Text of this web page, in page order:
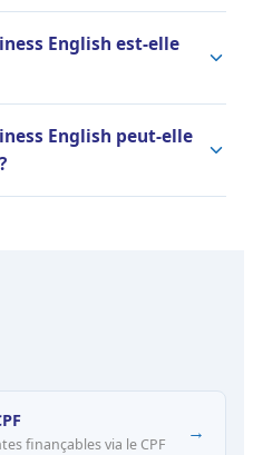
English est-elle
English peut-elle
finançables via le CPF
→